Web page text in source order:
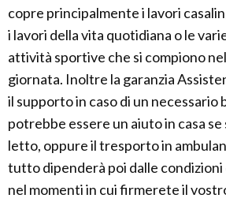
copre principalmente i lavori
i lavori della vita quotidiana o le
attività sportive che si compiono
giornata. Inoltre la garanzia
il supporto in caso di un necessario
potrebbe essere un aiuto in casa
letto, oppure il tresporto in
tutto dipenderà poi dalle
nel momenti in cui firmerete il